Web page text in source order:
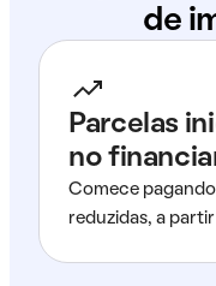
de
Parcelas
no
Comece
reduzidas, a